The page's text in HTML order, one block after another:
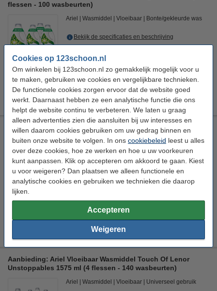
Cookies op 123schoon.nl
Om winkelen bij 123schoon.nl zo gemakkelijk mogelijk voor u
te maken, gebruiken we cookies en vergelijkbare technieken.
De functionele cookies zorgen ervoor dat de website goed
werkt. Daarnaast hebben ze een analytische functie die ons
helpt de website continu te verbeteren. We laten u graag
alleen advertenties zien die aansluiten bij uw interesses en
willen daarom cookies gebruiken om uw gedrag binnen en
buiten onze website te volgen. In ons cookiebeleid leest u alles
over deze cookies, hoe ze werken en hoe u uw voorkeuren
kunt aanpassen. Klik op accepteren om akkoord te gaan. Kiest
u voor weigeren? Dan plaatsen we alleen functionele en
analytische cookies en gebruiken we technieken die daarop
lijken.
Accepteren
Weigeren
flessen - 100 wasbeurten)
Ariel Wasmiddel Vloeibaar Bonte/gekleurde was
Bekijk de specificaties en beschrijving
Morgen in huis
Per Wasbeurt € 0,270
€ 26,99 Bestellen
Aanbieding: Ariel Vloeibaar Wasmiddel Touch Of Lenor
Unstoppables 900 ml (3 flessen - 60 wasbeurten)
Ariel Wasmiddel Vloeibaar Universeel gebruik
Bekijk de specificaties en beschrijving
Direct leverbaar
€ 17,49
Aanbieding: Ariel Vloeibaar Wasmiddel Touch Of Lenor
Unstoppables 1575 ml (4 flessen - 140 wasbeurten)
Ariel Wasmiddel Vloeibaar Universeel gebruik